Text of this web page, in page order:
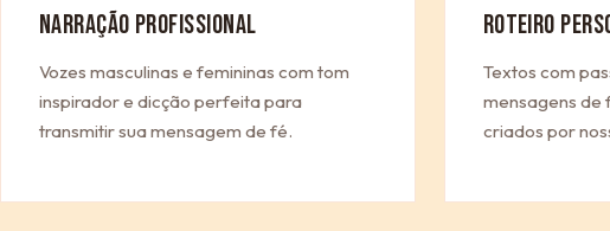
NARRAÇÃO PROFISSIONAL
Vozes masculinas e femininas com tom
inspirador e dicção perfeita para
transmitir sua mensagem de fé.
ROTEIRO
Textos com
mensagens de
criados por